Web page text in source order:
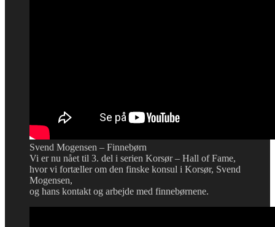
Svend Mogensen – Finnebørn
Vi er nu nået til 3. del i serien Korsør – Hall of Fame,
hvor vi fortæller om den finske konsul i Korsør, Svend
Mogensen,
og hans kontakt og arbejde med finnebørnene.